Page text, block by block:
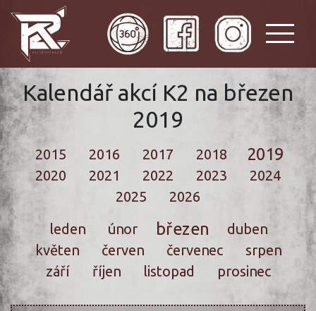
Kalendář akcí K2 na březen
2019
2015 2016 2017 2018 2019
2020 2021 2022 2023
2024
2025
2026
leden
únor březen
duben
květen
červen červenec
srpen
září
říjen listopad prosinec